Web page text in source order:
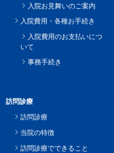
入院お見舞いのご案内
入院費用・各種お手続き
入院費用のお支払いにつ
いて
事務手続き
訪問診療
訪問診療
当院の特徴
訪問診療でできること